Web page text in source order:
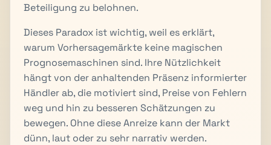
Beteiligung zu belohnen.
Dieses Paradox ist wichtig, weil es erklärt,
warum Vorhersagemärkte keine magischen
Prognosemaschinen sind. Ihre Nützlichkeit
hängt von der anhaltenden Präsenz informierter
Händler ab, die motiviert sind, Preise von Fehlern
weg und hin zu besseren Schätzungen zu
bewegen. Ohne diese Anreize kann der Markt
dünn, laut oder zu sehr narrativ werden.